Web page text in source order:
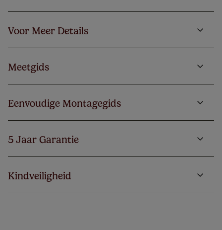
Voor Meer Details
Meetgids
Eenvoudige Montagegids
5 Jaar Garantie
Kindveiligheid